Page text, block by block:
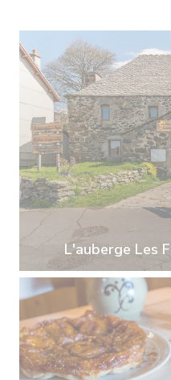
L'auberge Les